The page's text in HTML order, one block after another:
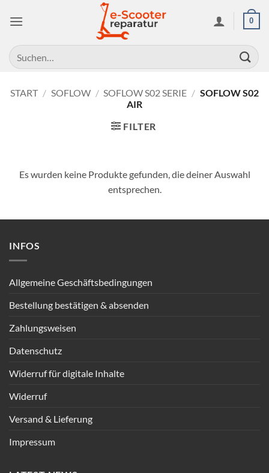
Inhalt
0
Suchen
nach:
START / SOFLOW / SOFLOW S02 SERIE / SOFLOW S02
AIR
FILTER
Es wurden keine Produkte gefunden, die deiner Auswahl
entsprechen.
INFOS
Allgemeine Geschäftsbedingungen
Bestellung bestätigen & absenden
Zahlungsweisen
Datenschutz
Widerruf für digitale Inhalte
Widerruf
Versand & Lieferung
Impressum